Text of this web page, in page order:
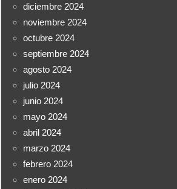
diciembre 2024
noviembre 2024
octubre 2024
septiembre 2024
agosto 2024
julio 2024
junio 2024
mayo 2024
abril 2024
marzo 2024
febrero 2024
enero 2024